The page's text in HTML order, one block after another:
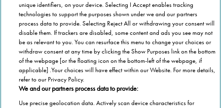
unique identifiers, on your device. Selecting I Accept enables tracking
technologies to support the purposes shown under we and our partners
process data to provide. Selecting Reject All or withdrawing your consent will
disable them. If trackers are disabled, some content and ads you see may not
be as relevant to you. You can resurface this menu to change your choices or
withdraw consent at any time by clicking the Show Purposes link on the bottom
of the webpage [or the floating icon on the bottom-left of the webpage, if
applicable] .Your choices will have effect within our Website. For more details,
refer to our Privacy Policy.
We and our partners process data to provide:
Use precise geolocation data. Actively scan device characteristics for